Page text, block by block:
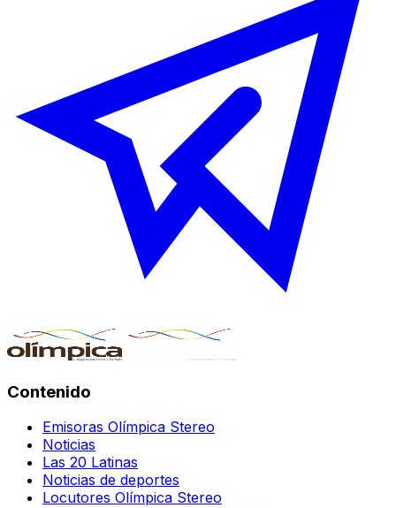
Contenido
Emisoras Olímpica Stereo
Noticias
Las 20 Latinas
Noticias de deportes
Locutores Olímpica Stereo